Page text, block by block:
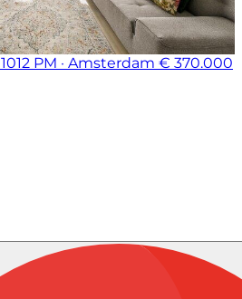
1012 PM · Amsterdam € 370.000